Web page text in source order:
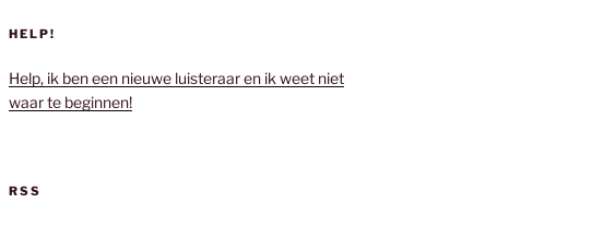
HELP!
Help, ik ben een nieuwe luisteraar en ik weet niet
waar te beginnen!
RSS